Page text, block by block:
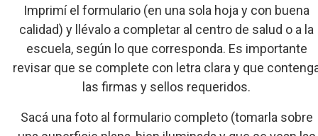
Imprimí el formulario (en una sola hoja y con buena
calidad) y llévalo a completar al centro de salud o a la
escuela, según lo que corresponda. Es importante
revisar que se complete con letra clara y que
las firmas y sellos requeridos.
Sacá una foto al formulario completo (tomarla sobre